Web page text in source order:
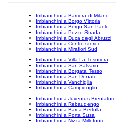
Imbianchini a Barriera di Milano
Imbianchini a Borgo Vittoria
Imbianchini a Borgo San Paolo
Imbianchini a Pozzo Strada
Imbianchini a Duca degli Abruzzi
Imbianchini a Centro storico
Imbianchini a Mirafiori Sud
Imbianchini a Villa La Tesoriera
Imbianchini a San Salvario
Imbianchini a Borgata Tesso
Imbianchini a San Donato
Imbianchini a Vanchiglia
Imbianchini a Campidoglio
Imbianchini a Juventus Brentatore
Imbianchini a Rebaudengo
Imbianchini a Barca Bertolla
Imbianchini a Porta Susa
Imbianchini a Nizza Millefonti